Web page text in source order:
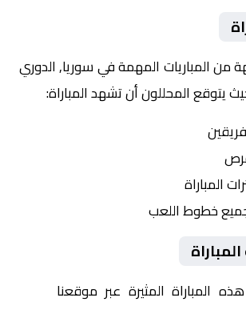
من المباريات المهمة في سوريا, الدوري
يتوقع المحللون أن تشهد المباراة:
المباراة
خطوط اللعب
المباراة المثيرة عبر موقعنا